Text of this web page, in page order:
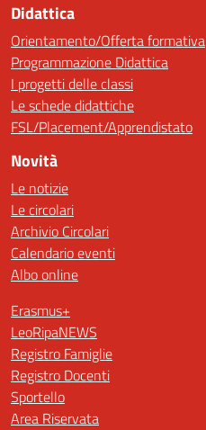
Didattica
Orientamento/Offerta formativa
Programmazione Didattica
I progetti delle classi
Le schede didattiche
FSL/Placement/Apprendistato
Novità
Le notizie
Le circolari
Archivio Circolari
Calendario eventi
Albo online
Erasmus+
LeoRipaNEWS
Registro Famiglie
Registro Docenti
Sportello
Area Riservata